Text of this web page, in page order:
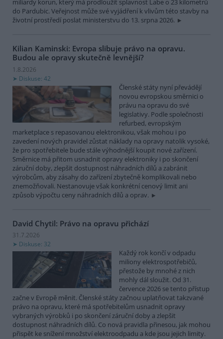
miliardy korun, který má prodloužit splavnost Labe o 23 kilometrů
do Pardubic. Veřejnost může své vyjádření k vlivům této stavby na
životní prostředí poslat ministerstvu do 13. srpna 2026.
Kilian Kaminski: Evropa slibuje právo na opravu.
Budou ale opravy skutečně levnější?
1.8.2026
Diskuse: 42
Členské státy nyní převádějí
novou evropskou směrnici o
právu na opravu do své
legislativy. Podle společnosti
refurbed, evropským
marketplace s repasovanou elektronikou, však mohou i po
zavedení nových pravidel zůstat náklady na opravy natolik vysoké,
že pro spotřebitele bude stále výhodnější koupit nové zařízení.
Směrnice má přitom usnadnit opravy elektroniky i po skončení
záruční doby, zlepšit dostupnost náhradních dílů a zabránit
výrobcům, aby zásahy do zařízení zbytečně komplikovali nebo
znemožňovali. Nestanovuje však konkrétní cenový limit ani
způsob výpočtu ceny náhradních dílů a oprav.
David Chytil: Právo na opravu přichází
31.7.2026
Diskuse: 32
Každý rok končí v odpadu
miliony elektrospotřebičů,
přestože by mnohé z nich
mohly dál sloužit. Od 31.
července 2026 se tento přístup
začne v Evropě měnit. Členské státy začnou uplatňovat takzvané
právo na opravu, které má spotřebitelům usnadnit opravy
vybraných výrobků i po skončení záruční doby a zlepšit
dostupnost náhradních dílů. Co nová pravidla přinesou, jak mohou
přispět ke snížení množství elektroodpadu a kde jsou jejich limity.